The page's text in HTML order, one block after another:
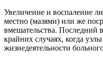
Увеличение и воспаление
местно (мазями) или же
вмешательства. Последний
крайних случаях, когда
жизнедеятельности